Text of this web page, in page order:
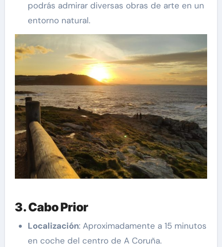
podrás admirar diversas obras de arte en un
entorno natural.
3. Cabo Prior
Localización: Aproximadamente a 15 minutos
en coche del centro de A Coruña.